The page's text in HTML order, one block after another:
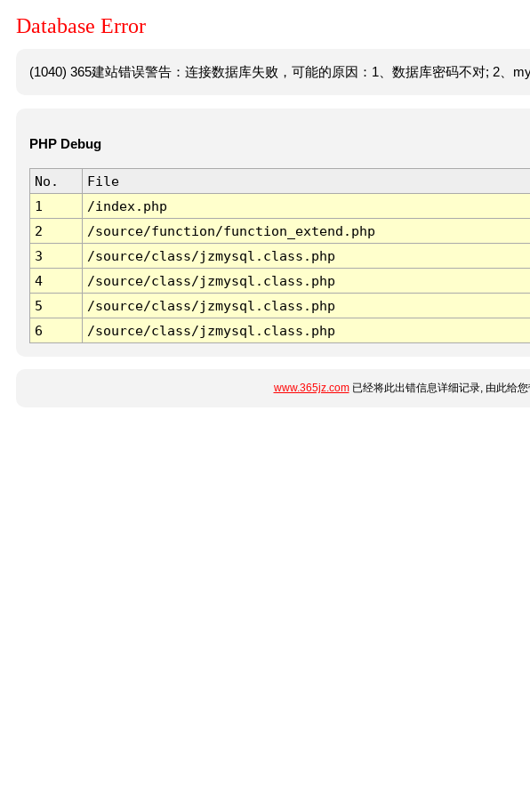
Database Error
(1040) 365建站错误警告：连接数据库失败，可能的原因：1、数据库密码不对; 2、
PHP Debug
No. File
1
/index.php
2
/source/function/function_extend.php
3
/source/class/jzmysql.class.php
4
/source/class/jzmysql.class.php
5
/source/class/jzmysql.class.php
6
/source/class/jzmysql.class.php
www.365jz.com已经将此出错信息详细记录, 由此给